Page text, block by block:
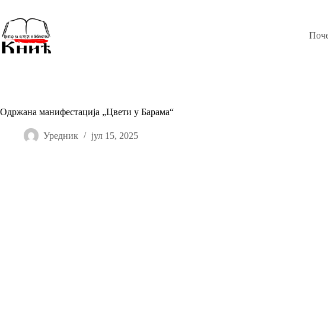
content
Одржана манифестација „Цвети у Барама“
Уредник јул 15, 2025